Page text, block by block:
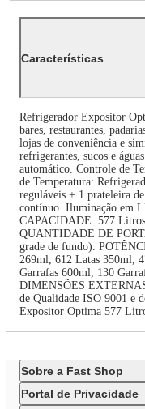
Características
Refrigerador Expositor
bares, restaurantes,
lojas de conveniência e
refrigerantes, sucos e
automático. Controle de
de Temperatura:
reguláveis + 1 prateleira
contínuo. Iluminação em
CAPACIDADE: 577
QUANTIDADE DE
grade de fundo).
269ml, 612 Latas 350ml,
Garrafas 600ml, 130
DIMENSÕES
de Qualidade ISO 9001 e
Expositor Optima 577
Sobre a Fast Shop
Portal de Privacidade